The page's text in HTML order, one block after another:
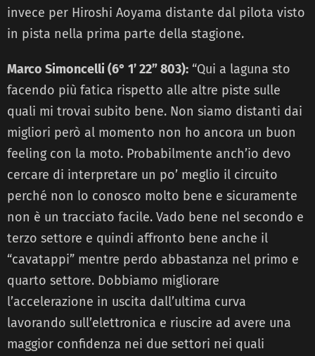
invece per Hiroshi Aoyama distante dal pilota visto
in pista nella prima parte della stagione.
Marco Simoncelli (6° 1’ 22” 803): “Qui a laguna sto
facendo più fatica rispetto alle altre piste sulle
quali mi trovai subito bene. Non siamo distanti dai
migliori però al momento non ho ancora un buon
feeling con la moto. Probabilmente anch’io devo
cercare di interpretare un po’ meglio il circuito
perché non lo conosco molto bene e sicuramente
non è un tracciato facile. Vado bene nel secondo e
terzo settore e quindi affronto bene anche il
“cavatappi” mentre perdo abbastanza nel primo e
quarto settore. Dobbiamo migliorare
l’accelerazione in uscita dall’ultima curva
lavorando sull’elettronica e riuscire ad avere una
maggior confidenza nei due settori nei quali